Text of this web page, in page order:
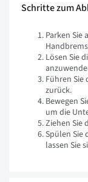
Schritte zum
Parken Sie
Lösen Sie
Führen Sie
zurück.
Bewegen
um die
Ziehen Sie
Spülen Sie
lassen Sie